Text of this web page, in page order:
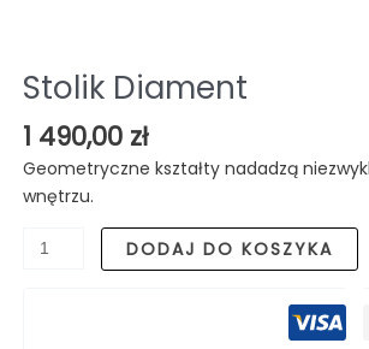
Stolik Diament
1 490,00 zł
Geometryczne kształty nadadzą
wnętrzu.
ilość
Diament
DODAJ DO KOSZYKA